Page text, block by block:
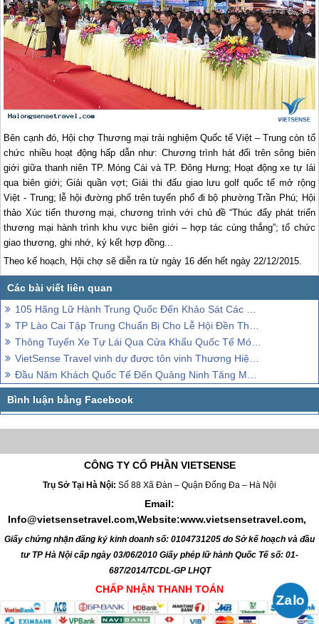
Bên cạnh đó, Hội chợ Thương mại trải nghiệm Quốc tế Việt – Trung còn tổ
chức nhiều hoạt động hấp dẫn như: Chương trình hát đối trên sông biên
giới giữa thanh niên TP. Móng Cái và TP. Đông Hưng; Hoạt động xe tự lái
qua biên giới; Giải quần vợt; Giải thi đấu giao lưu golf quốc tế mở rộng
Việt - Trung; lễ hội đường phố trên tuyến phố đi bộ phường Trần Phú; Hội
thảo Xúc tiến thương mại, chương trình với chủ đề “Thúc đẩy phát triển
thương mại hành trình khu vực biên giới – hợp tác cùng thắng”; tổ chức
giao thương, ghi nhớ, ký kết hợp đồng...
Theo kế hoạch, Hội chợ sẽ diễn ra từ ngày 16 đến hết ngày 22/12/2015.
105 Hãng Lữ Hành Trung Quốc Đến Khảo Sát Các Điểm thăm quan Của Quảng Ninh
TP Lào Cai Tập Trung Chuẩn Bị Cho Lễ Hội Đền Thượng Xuân Giáp Ngọ 2014
Thông Tuyến Xe Tự Lái Qua Cửa Khẩu Quốc Tế Móng Cái Đông Hưng (Trung Quốc)
VietSense Travel vinh dự được tôn vinh Thương Hiệu Việt Nam Tin Dùng 2015
Đầu Năm Khách Quốc Tế Đến Quảng Ninh Tăng Mạnh
CÔNG TY CỔ PHẦN VIETSENSE
Trụ Sở Tại Hà Nội: Số 88 Xã Đàn – Quận Đống Đa – Hà Nội
Email:
Info@vietsensetravel.com,Website:www.vietsensetravel.com,
Giấy chứng nhận đăng ký kinh doanh số: 0104731205 do Sở kế hoạch và đầu
tư TP Hà Nội cấp ngày 03/06/2010 Giấy phép lữ hành Quốc Tế số: 01-
687/2014/TCDL-GP LHQT
CHẤP NHẬN THANH TOÁN